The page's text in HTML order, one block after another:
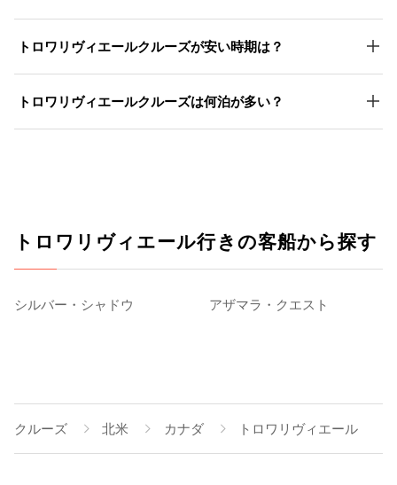
トロワリヴィエールクルーズが安い時期は？
トロワリヴィエールクルーズは何泊が多い？
トロワリヴィエール行きの客船から探す
シルバー・シャドウ アザマラ・クエスト
クルーズ 北米 カナダ トロワリヴィエール